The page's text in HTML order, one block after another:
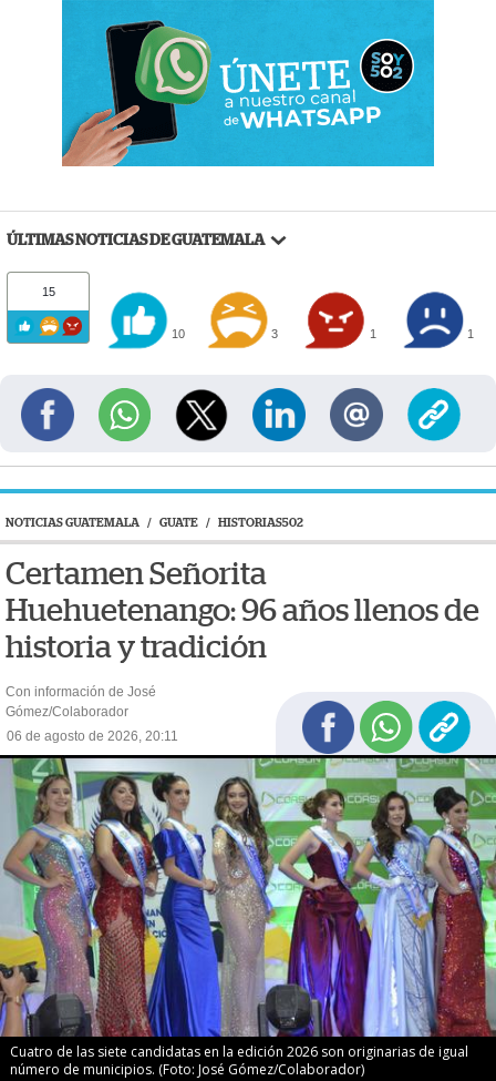
ÚLTIMAS NOTICIAS DE GUATEMALA
15
10 3 1 1
NOTICIAS GUATEMALA / GUATE / HISTORIAS502
Certamen Señorita
Huehuetenango: 96 años llenos de
historia y tradición
Con información de José
Gómez/Colaborador
06 de agosto de 2026, 20:11
Cuatro de las siete candidatas en la edición 2026 son originarias de igual
número de municipios. (Foto: José Gómez/Colaborador)